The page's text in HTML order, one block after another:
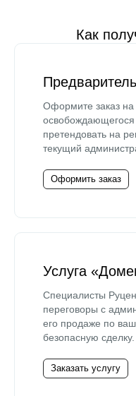
Как
Оформите заказ на
претендовать на
текущий
Оформить заказ
Услуга
Специалисты
переговоры с
его продаже по
безопасную сделку.
Заказать услугу